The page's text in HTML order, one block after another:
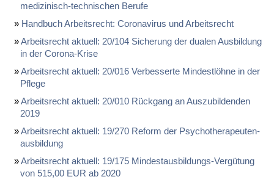
me­di­zi­nisch-tech­ni­schen Be­ru­fe
Hand­buch Ar­beits­recht: Co­ro­na­vi­rus und Ar­beits­recht
Ar­beits­recht ak­tu­ell: 20/104 Si­che­rung der dua­len Aus­bil­dung
in der Co­ro­na-Kri­se
Ar­beits­recht ak­tu­ell: 20/016 Ver­bes­ser­te Min­dest­löh­ne in der
Pfle­ge
Ar­beits­recht ak­tu­ell: 20/010 Rück­gang an Aus­zu­bil­den­den
2019
Ar­beits­recht ak­tu­ell: 19/270 Re­form der Psy­cho­the­ra­peu­ten­
aus­bil­dung
Ar­beits­recht ak­tu­ell: 19/175 Min­dest­aus­bil­dungs-Ver­gü­tung
von 515,00 EUR ab 2020